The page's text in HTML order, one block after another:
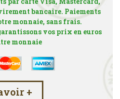
bancaire. Paiements
monnaie, sans frais.
vos prix en euros
monnaie
+